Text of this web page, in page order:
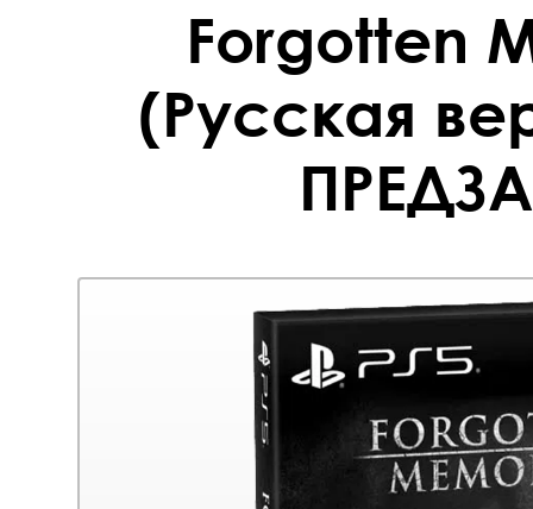
Forgotten
(Русская